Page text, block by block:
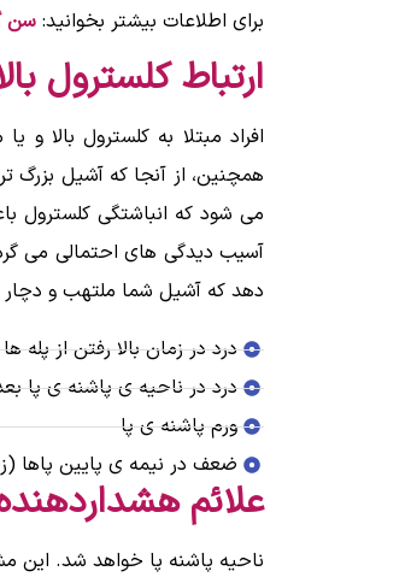
برای اطلاعات بیشتر بخوانید: سن
ارتباط کلسترول
همچنین، از آنجا که آشیل بزرگ
می شود که انباشتگی کلسترول
آسیب دیدگی های احتمالی می
دهد که آشیل شما ملتهب و دچار
درد در زمان بالا رفتن از پله ها
درد در ناحیه ی پاشنه ی پا
ورم پاشنه ی پا
ضعف در نیمه ی پایین پاها
علائم
ناحیه پاشنه پا خواهد شد. این